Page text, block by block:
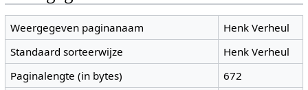
Weergegeven paginanaam
Henk Verheul
Standaard sorteerwijze
Henk Verheul
Paginalengte (in bytes)
672